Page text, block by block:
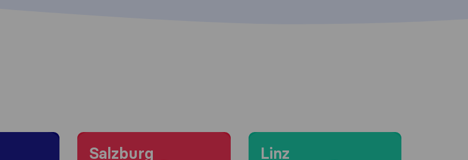
Moving to Salzburg
Salzburg
Moving to Linz
Linz